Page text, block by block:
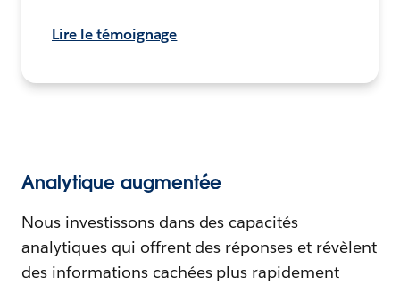
Lire le témoignage
Analytique augmentée
Nous investissons dans des capacités
analytiques qui offrent des réponses et révèlent
des informations cachées plus rapidement